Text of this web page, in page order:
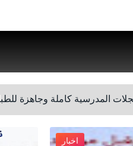
وجاهزة للطباعة احدث اصدار
اخبار